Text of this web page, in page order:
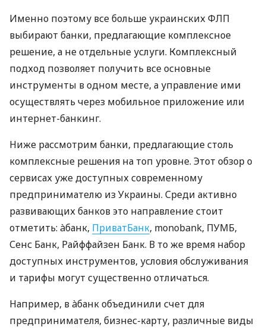
Именно поэтому все больше украинских ФЛП
выбирают банки, предлагающие комплексное
решение, а не отдельные услуги. Комплексный
подход позволяет получить все основные
инструменты в одном месте, а управление ими
осуществлять через мобильное приложение или
интернет-банкинг.
Ниже рассмотрим банки, предлагающие столь
комплексные решения на топ уровне. Этот обзор о
сервисах уже доступных современному
предпринимателю из Украины. Среди активно
развивающих банков это направление стоит
отметить: àбанк, ПриватБанк, monobank, ПУМБ,
Сенс Банк, Райффайзен Банк. В то же время набор
доступных инструментов, условия обслуживания
и тарифы могут существенно отличаться.
Например, в àбанк объединили счет для
предпринимателя, бизнес-карту, различные виды